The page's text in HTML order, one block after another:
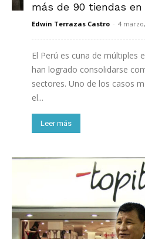
más de 90 tiendas
Edwin Terrazas Castro - 4
El Perú es cuna de múltiples
han logrado consolidarse
sectores. Uno de los casos
el...
Leer más